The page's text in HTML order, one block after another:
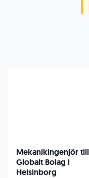
Mekanikingenjör till
Globalt Bolag i
Helsinborg